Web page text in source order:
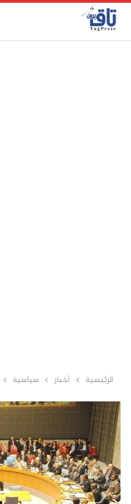
الرئيسية أخبار سياسية